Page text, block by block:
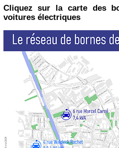
Cliquez sur la carte des
voitures électriques